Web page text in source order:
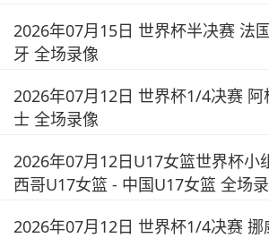
2026年07月15日 世界杯半决赛 法
牙 全场录像
2026年07月12日 世界杯1/4决赛 阿
士 全场录像
2026年07月12日U17女篮世界杯小
西哥U17女篮 - 中国U17女篮 全场
2026年07月12日 世界杯1/4决赛 挪